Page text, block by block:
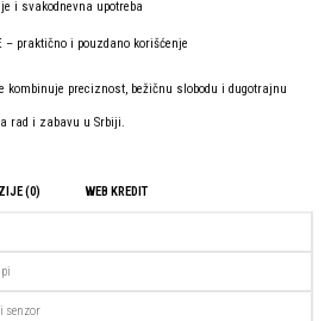
i svakodnevna upotreba
– praktično i pouzdano korišćenje
kombinuje preciznost, bežičnu slobodu i dugotrajnu
rad i zabavu u Srbiji.
(0) WEB KREDIT
senzor